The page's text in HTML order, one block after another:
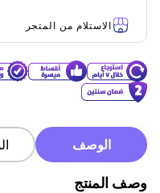
الاستلام من المتجر
الوصف
وصف المنتج